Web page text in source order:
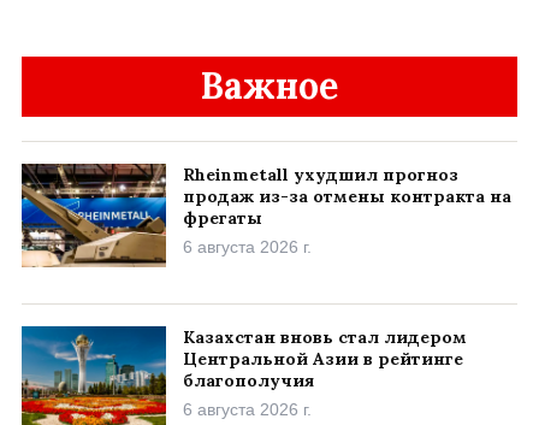
Важное
Rheinmetall ухудшил прогноз
продаж из-за отмены контракта на
фрегаты
6 августа 2026 г.
Казахстан вновь стал лидером
Центральной Азии в рейтинге
благополучия
6 августа 2026 г.